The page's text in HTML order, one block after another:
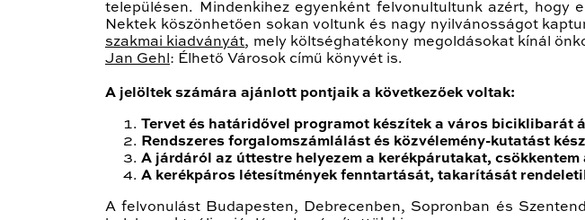
településen. Mindenkihez egyenként felvonultultunk azért, hogy
Nektek köszönhetően sokan voltunk és nagy nyilvánosságot
szakmai kiadványát, mely költséghatékony megoldásokat kínál
Jan Gehl : Élhető Városok című könyvét is.
A jelöltek számára ajánlott pontjaik a következőek voltak:
Tervet és határidővel programot készítek a város biciklibarát
Rendszeres forgalomszámlálást és közvélemény-kutatást
A járdáról az úttestre helyezem a kerékpárutakat,
A kerékpáros létesítmények fenntartását, takarítását
A felvonulást Budapesten, Debrecenben, Sopronban és